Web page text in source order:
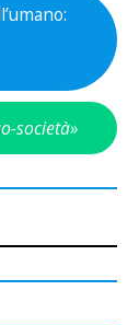
società»